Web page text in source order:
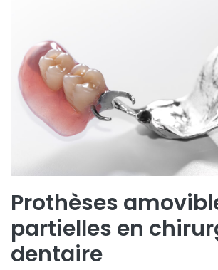
Prothèses
partielles en
dentaire